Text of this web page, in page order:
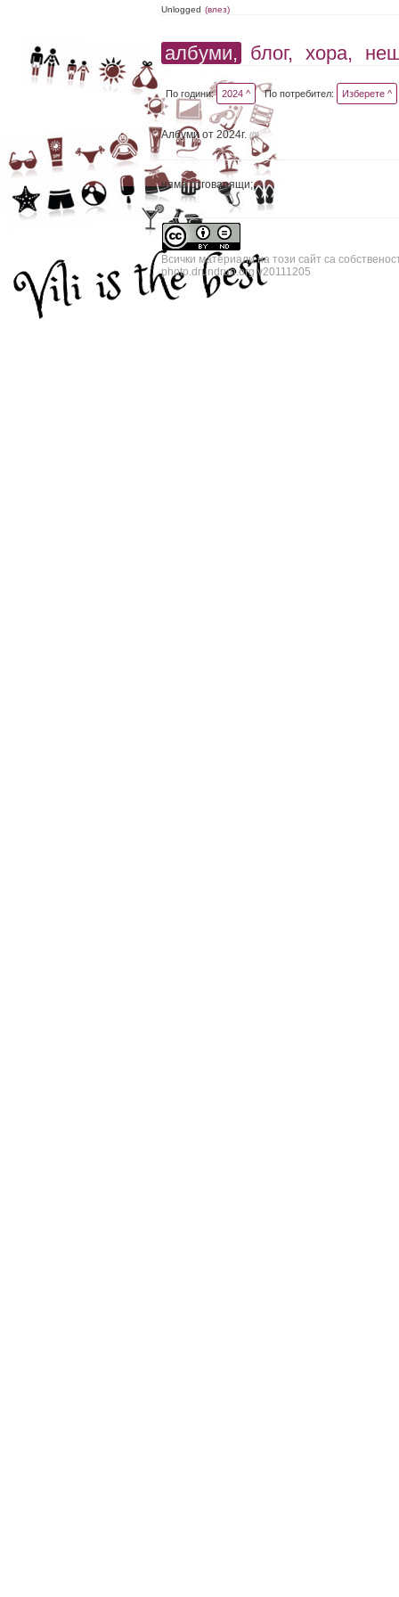
Unlogged (влез)
албуми, блог, хора,
По години: 2024 ^ По потребител: Изберете ^
Албуми от 2024г. (0)
няма отговарящи;
Всички материали на този сайт са
photo.drundrun.org v20111205